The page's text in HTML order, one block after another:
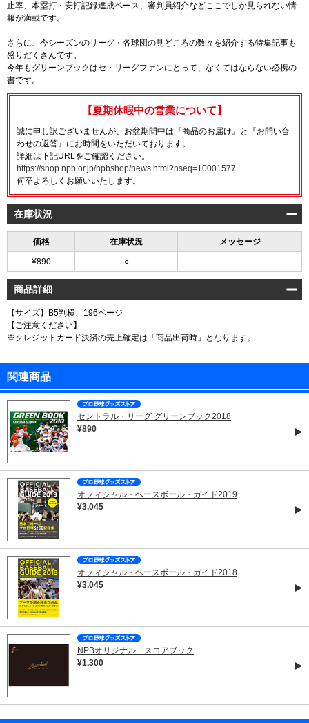
止率、本塁打・安打記録達成ペース、審判員紹介などここでしか見られない情
報が満載です。
さらに、今シーズンのリーグ・各球団の見どころの数々を紹介する特集記事も
盛りだくさんです。
今年もグリーンブックはセ・リーグファンにとって、なくてはならない必携の
書です。
【夏期休暇中の営業について】
誠に申し訳ございませんが、お盆期間中は『商品のお届け』と『お問い合
わせの返答』にお時間をいただいております。
詳細は下記URLをご確認ください。
https://shop.npb.or.jp/npbshop/news.html?nseq=10001577
何卒よろしくお願いいたします。
在庫状況
価格 在庫状況 メッセージ
¥890 ○
商品詳細
【サイズ】B5判横、196ページ
【ご注意ください】
※クレジットカード決済の売上確定は「商品出荷時」となります。
関連商品
セントラル・リーグ グリーンブック2018
¥890
オフィシャル・ベースボール・ガイド2019
¥3,045
オフィシャル・ベースボール・ガイド2018
¥3,045
NPBオリジナル スコアブック
¥1,300